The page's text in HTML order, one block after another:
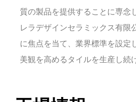
質の製品を提供することに専念
レラデザインセラミックス有限
に焦点を当て、業界標準を設定
美観を高めるタイルを生産し続